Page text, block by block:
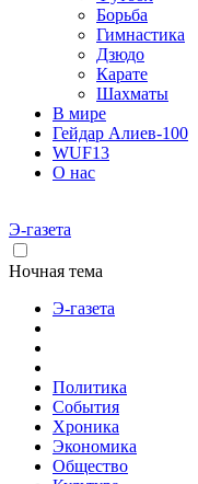
Борьба
Гимнастика
Дзюдо
Карате
Шахматы
В мире
Гейдар Алиев-100
WUF13
О нас
Э-газета
Ночная тема
Э-газета
Политика
События
Хроника
Экономика
Общество